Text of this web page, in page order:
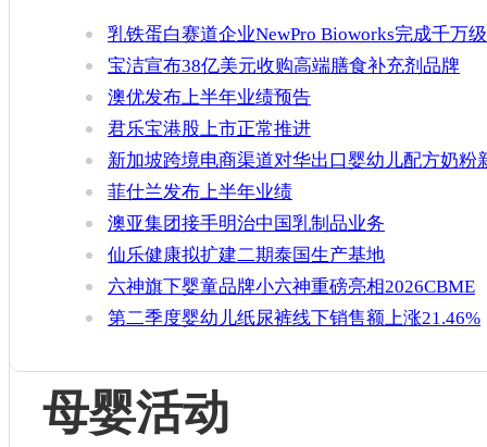
乳铁蛋白赛道企业NewPro Bioworks完成千万级
融资
宝洁宣布38亿美元收购高端膳食补充剂品牌
Thorne
澳优发布上半年业绩预告
君乐宝港股上市正常推进
新加坡跨境电商渠道对华出口婴幼儿配方奶粉
增官方健康证书通关要求
菲仕兰发布上半年业绩
澳亚集团接手明治中国乳制品业务
仙乐健康拟扩建二期泰国生产基地
六神旗下婴童品牌小六神重磅亮相2026CBME
第二季度婴幼儿纸尿裤线下销售额上涨21.46%
母婴活动